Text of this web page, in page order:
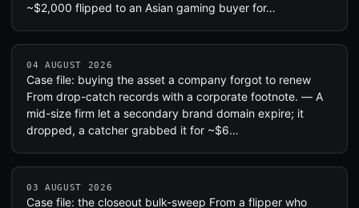
~$2,000 flipped to an Asian gaming buyer for…
04 AUGUST 2026
Case file: buying the asset a company forgot to renew
From drop-catch records with a corporate footnote. — A
mid-size firm let a secondary brand domain expire; it
dropped, a catcher grabbed it for ~$6…
03 AUGUST 2026
Case file: the closeout bulk-sweep From a flipper who